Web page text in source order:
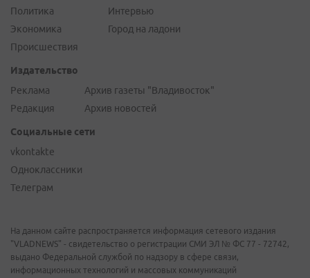
Политика
Экономика
Происшествия
Интервью
Город на ладони
Издательство
Реклама
Редакция
Архив газеты "Владивосток"
Архив новостей
Социальные сети
vkontakte
Одноклассники
Телеграм
На данном сайте распространяется информация сетевого издания
"VLADNEWS" - свидетельство о регистрации СМИ ЭЛ № ФС 77 - 72742,
выдано Федеральной службой по надзору в сфере связи,
информационных технологий и массовых коммуникаций